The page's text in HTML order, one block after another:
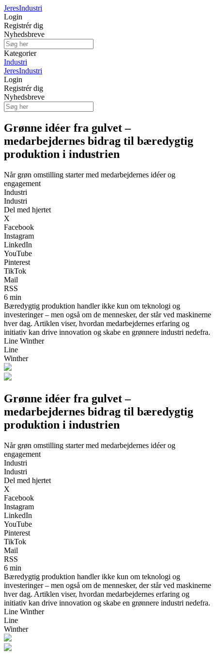
JeresIndustri
Login
Registrér dig
Nyhedsbreve
Kategorier
Industri
JeresIndustri
Login
Registrér dig
Nyhedsbreve
Grønne idéer fra gulvet –
medarbejdernes bidrag til bæredygtig
produktion i industrien
Når grøn omstilling starter med medarbejdernes idéer og
engagement
Industri
Industri
Del med hjertet
X
Facebook
Instagram
LinkedIn
YouTube
Pinterest
TikTok
Mail
RSS
6 min
Bæredygtig produktion handler ikke kun om teknologi og
investeringer – men også om de mennesker, der står ved maskinerne
hver dag. Artiklen viser, hvordan medarbejdernes erfaring og
initiativ kan drive innovation og skabe en grønnere industri nedefra.
Line Winther
Line
Winther
Grønne idéer fra gulvet –
medarbejdernes bidrag til bæredygtig
produktion i industrien
Når grøn omstilling starter med medarbejdernes idéer og
engagement
Industri
Industri
Del med hjertet
X
Facebook
Instagram
LinkedIn
YouTube
Pinterest
TikTok
Mail
RSS
6 min
Bæredygtig produktion handler ikke kun om teknologi og
investeringer – men også om de mennesker, der står ved maskinerne
hver dag. Artiklen viser, hvordan medarbejdernes erfaring og
initiativ kan drive innovation og skabe en grønnere industri nedefra.
Line Winther
Line
Winther